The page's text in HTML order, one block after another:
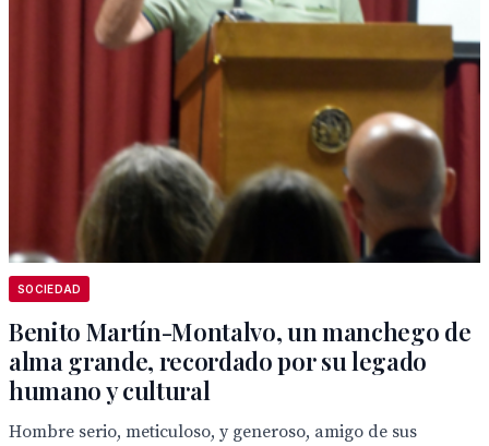
SOCIEDAD
Benito Martín-Montalvo, un manchego de
alma grande, recordado por su legado
humano y cultural
Hombre serio, meticuloso, y generoso, amigo de sus